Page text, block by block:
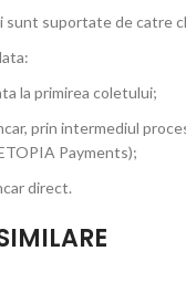
sunt suportate de catre
la primirea coletului;
prin intermediul
Payments);
direct.